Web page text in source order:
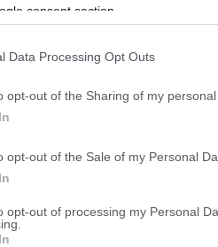
consent section.
Data Processing Opt Outs
opt-out of the Sharing of my personal
opt-out of the Sale of my Personal
opt-out of processing my Personal